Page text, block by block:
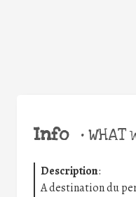
Info •WHAT
Description:
A destination du